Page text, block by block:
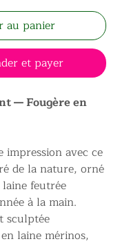
au panier
et payer
— Fougère en
impression avec ce
de la nature, orné
feutrée
à la main.
sculptée
laine mérinos,